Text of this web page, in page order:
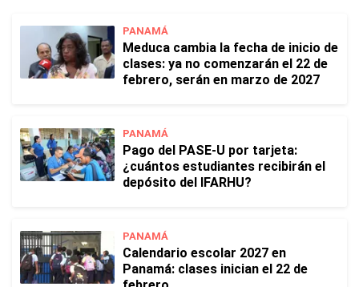
PANAMÁ
Meduca cambia la fecha de inicio de
clases: ya no comenzarán el 22 de
febrero, serán en marzo de 2027
PANAMÁ
Pago del PASE-U por tarjeta:
¿cuántos estudiantes recibirán el
depósito del IFARHU?
PANAMÁ
Calendario escolar 2027 en
Panamá: clases inician el 22 de